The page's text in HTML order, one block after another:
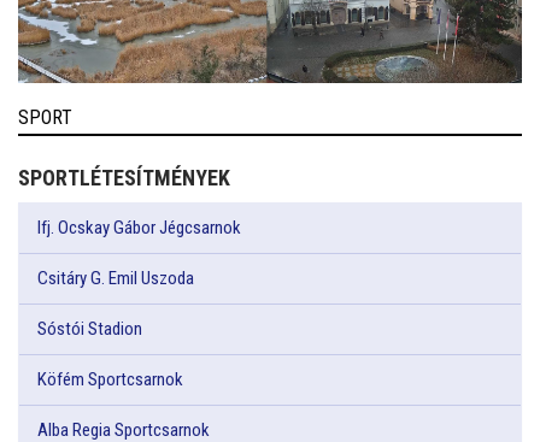
SPORT
SPORTLÉTESÍTMÉNYEK
Ifj. Ocskay Gábor Jégcsarnok
Csitáry G. Emil Uszoda
Sóstói Stadion
Köfém Sportcsarnok
Alba Regia Sportcsarnok